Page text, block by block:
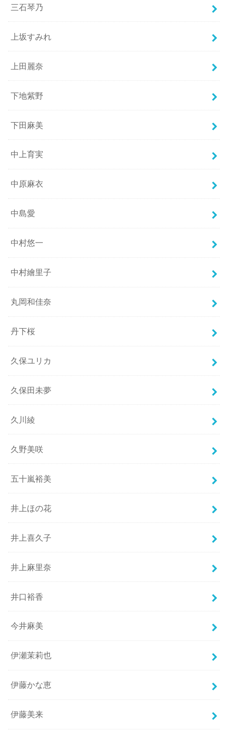
三石琴乃
上坂すみれ
上田麗奈
下地紫野
下田麻美
中上育実
中原麻衣
中島愛
中村悠一
中村繪里子
丸岡和佳奈
丹下桜
久保ユリカ
久保田未夢
久川綾
久野美咲
五十嵐裕美
井上ほの花
井上喜久子
井上麻里奈
井口裕香
今井麻美
伊瀬茉莉也
伊藤かな恵
伊藤美来